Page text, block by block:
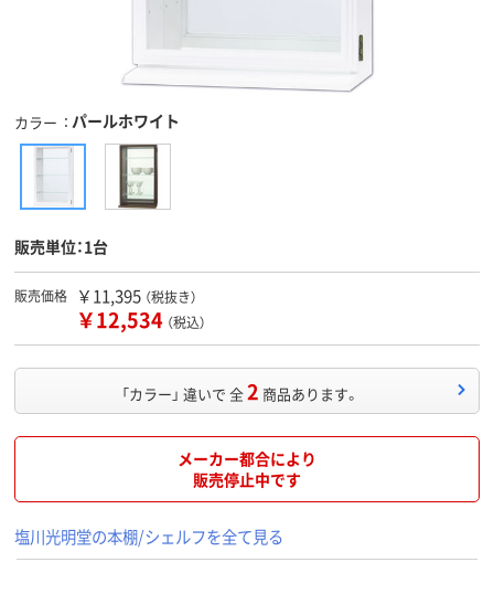
カラー パールホワイト
販売単位：1台
販売価格 ￥11,395 （税抜き）
￥12,534 （税込）
「カラー」 違いで 全2 商品あります。
メーカー都合により
販売停止中です
塩川光明堂の本棚/シェルフを全て見る